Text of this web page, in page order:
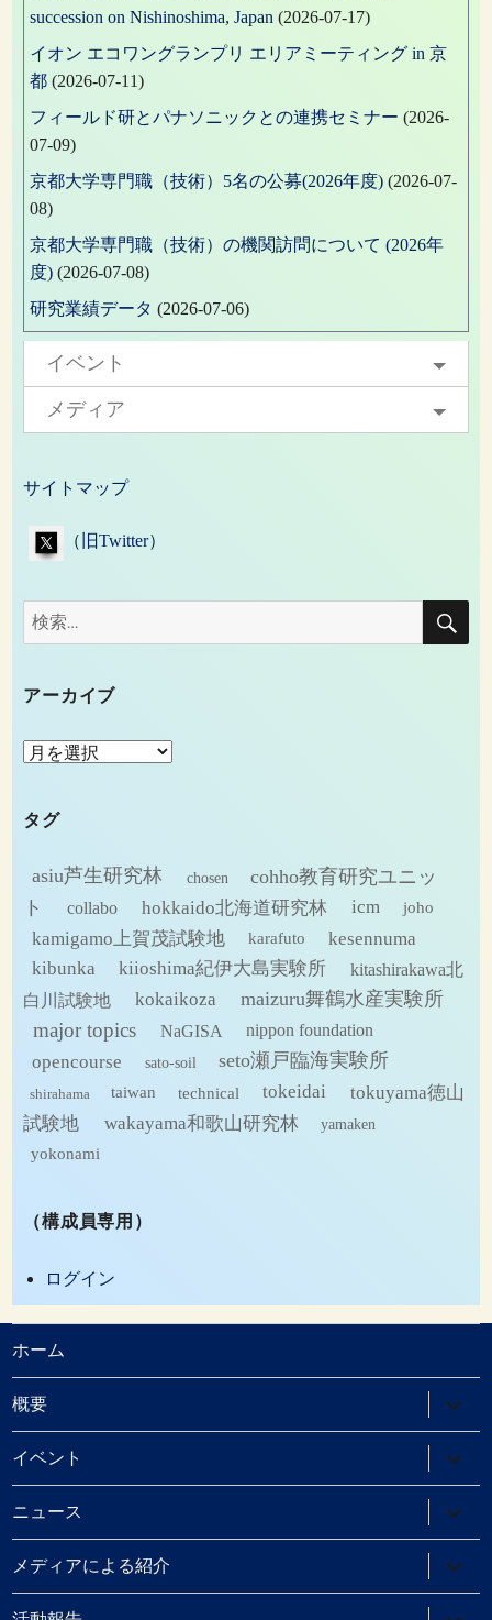
succession on Nishinoshima, Japan (2026-07-17)
イオン エコワングランプリ エリアミーティング in 京
都 (2026-07-11)
フィールド研とパナソニックとの連携セミナー (2026-
07-09)
京都大学専門職（技術）5名の公募(2026年度) (2026-07-
08)
京都大学専門職（技術）の機関訪問について (2026年
度) (2026-07-08)
研究業績データ (2026-07-06)
イベント
メディア
サイトマップ
（旧Twitter）
検
索:
検
アーカイブ
ア
カ
ブ
タグ
asiu芦生研究林 chosen
cohho教育研究ユニッ
ト
collabo hokkaido北海道研究林 icm joho
kamigamo上賀茂試験地 karafuto
kesennuma
kibunka
kiioshima紀伊大島実験所
kitashirakawa北
白川試験地
kokaikoza maizuru舞鶴水産実験所
major topics NaGISA nippon foundation
opencourse sato-soil seto瀬戸臨海実験所
shirahama taiwan technical tokeidai
tokuyama徳山
試験地
wakayama和歌山研究林
yamaken
yokonami
（構成員専用）
ログイン
ホーム
概要
ブ
メ
ニ
ュ
ー
を
展
開
イベント
ブ
メ
ニ
ュ
ー
を
展
開
ニュース
ブ
メ
ニ
ュ
ー
を
メディアによる紹介
ブ
メ
ニ